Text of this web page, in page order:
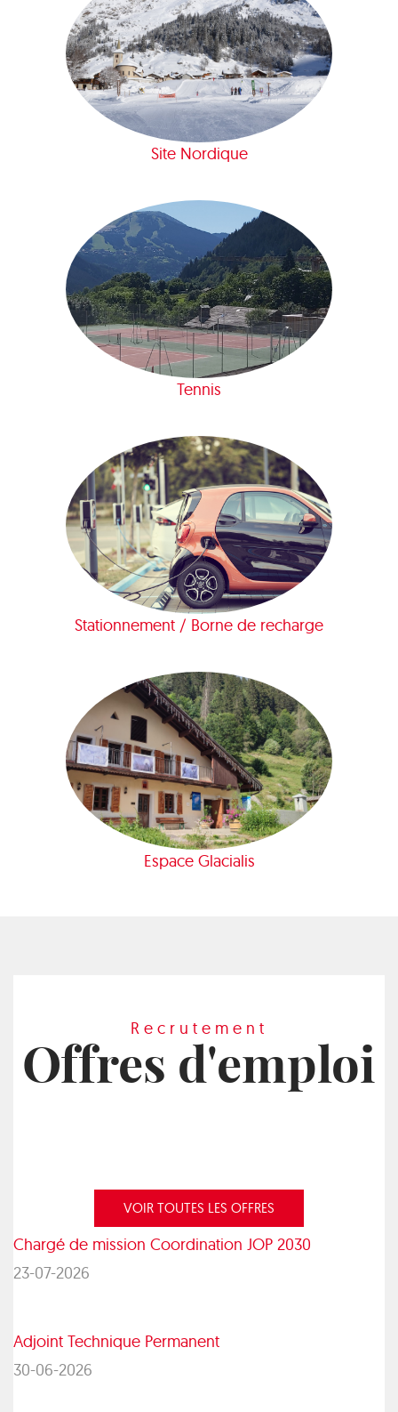
Site Nordique
Tennis
Stationnement / Borne de recharge
Espace Glacialis
Recrutement
Offres d'emploi
VOIR TOUTES LES OFFRES
Chargé de mission Coordination JOP 2030
23-07-2026
Adjoint Technique Permanent
30-06-2026